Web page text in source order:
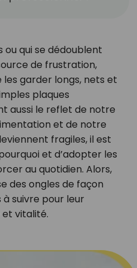
ou qui se dédoublent
de frustration,
garder longs, nets et
plaques
aussi le reflet de notre
et de notre
fragiles, il est
et d’adopter les
au quotidien. Alors,
des ongles de façon
suivre pour leur
vitalité.